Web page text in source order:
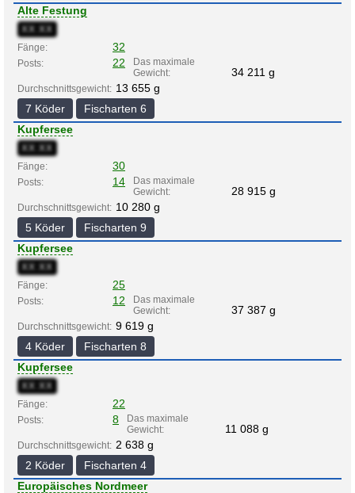
Alte Festung
XX:XX
Fänge:
32
Posts: 22
Das maximale
Gewicht:
34 211 g
Durchschnittsgewicht: 13 655 g
7 Köder
Fischarten 6
Kupfersee
XX:XX
Fänge:
30
Posts: 14
Das maximale
Gewicht:
28 915 g
Durchschnittsgewicht: 10 280 g
5 Köder
Fischarten 9
Kupfersee
XX:XX
Fänge:
25
Posts: 12
Das maximale
Gewicht:
37 387 g
Durchschnittsgewicht: 9 619 g
4 Köder
Fischarten 8
Kupfersee
XX:XX
Fänge:
22
Posts: 8
Das maximale
Gewicht:
11 088 g
Durchschnittsgewicht: 2 638 g
2 Köder
Fischarten 4
Europäisches Nordmeer